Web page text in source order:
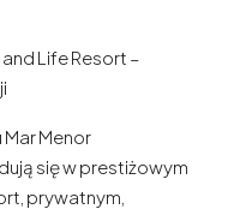
Life Resort –
Menor
się w prestiżowym
prywatnym,